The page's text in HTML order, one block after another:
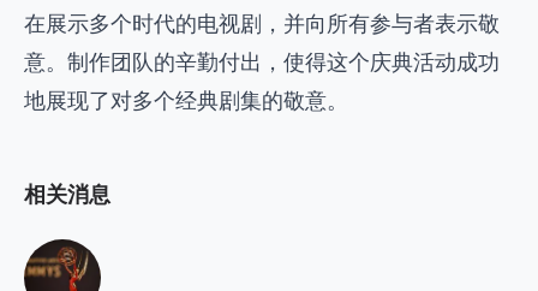
在展示多个时代的电视剧，并向所有参与者表示敬
意。制作团队的辛勤付出，使得这个庆典活动成功
地展现了对多个经典剧集的敬意。
相关消息